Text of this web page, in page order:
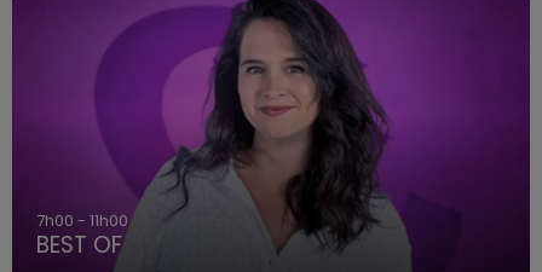
7h00 - 11h00
BEST OF